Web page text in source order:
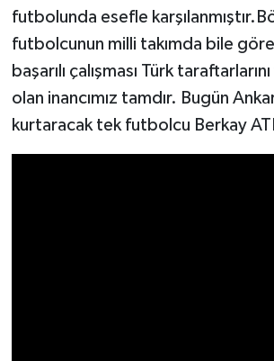
futbolunda esefle
futbolcunun milli takımda bile
başarılı çalışması Türk
olan inancımız tamdır. Bugün
kurtaracak tek futbolcu Berkay